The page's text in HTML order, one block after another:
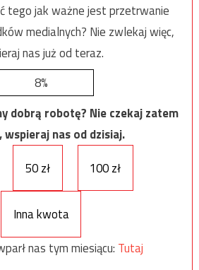
tego jak ważne jest przetrwanie
medialnych? Nie zwlekaj więc,
nas już od teraz.
8%
dobrą robotę? Nie czekaj zatem
nas od dzisiaj.
50 zł 100 zł
Inna kwota
nas tym miesiącu: Tutaj